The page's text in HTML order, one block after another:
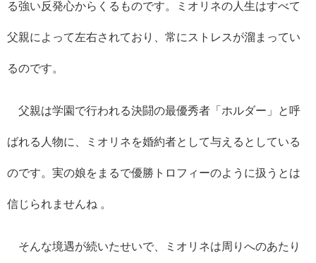
る強い反発心からくるものです。ミオリネの人生はすべて
父親によって左右されており、常にストレスが溜まってい
るのです。
父親は学園で行われる決闘の最優秀者「ホルダー」と呼
ばれる人物に、ミオリネを婚約者として与えるとしている
のです。実の娘をまるで優勝トロフィーのように扱うとは
信じられませんね
そんな境遇が続いたせいで、ミオリネは周りへのあたり